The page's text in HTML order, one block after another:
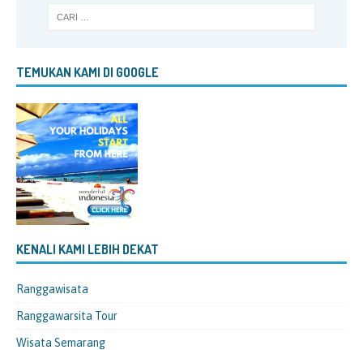
TEMUKAN KAMI DI GOOGLE
KENALI KAMI LEBIH DEKAT
Ranggawisata
Ranggawarsita Tour
Wisata Semarang